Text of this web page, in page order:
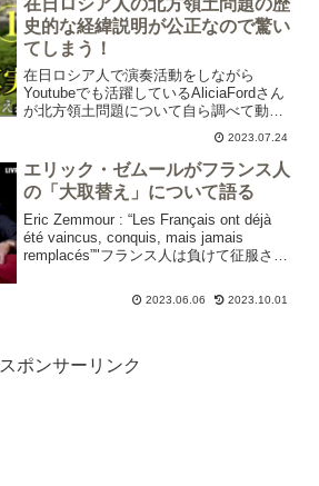
在日ロシア人の北方領土問題の歴
史的な経緯説明が公正なので驚い
てしまう！
在日ロシア人で演奏活動をしながら
Youtubeでも活躍しているAliciaFordさん
が北方領土問題について自ら調べて動画
をアップしてくれています。日本語も美
しく、内容は公正で、ユーモアを交えた
クォリティーも素晴らしいです。日本人
の常識とし...
2023.07.24
エリック・ゼムールがフランス人
の「大取替え」について語る
Eric Zemmour : “Les Français ont déjà
été vaincus, conquis, mais jamais
remplacés”"フランス人は負けて征服され
2023.06.06 2023.10.01
スポンサーリンク